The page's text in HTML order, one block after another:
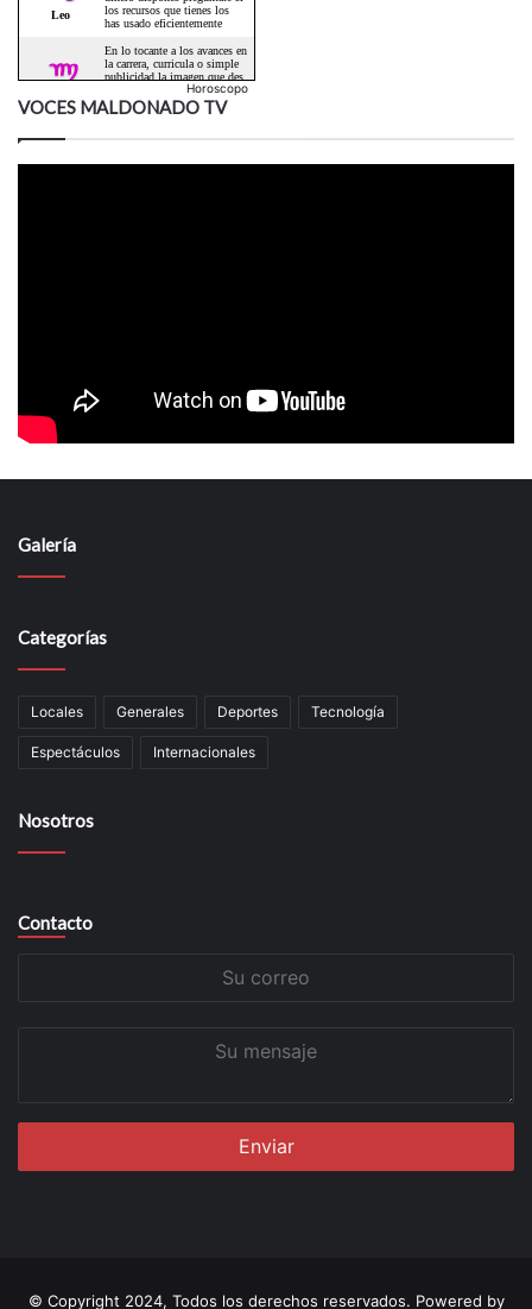
Horoscopo
VOCES MALDONADO TV
Galería
Categorías
Locales Generales Deportes Tecnología
Espectáculos Internacionales
Nosotros
Contacto
© Copyright 2024, Todos los derechos reservados. Powered by